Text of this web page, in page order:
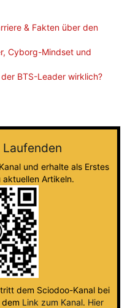
& Fakten über den
Cyborg-Mindset und
BTS-Leader wirklich?
und erhalte als Erstes
Artikeln.
dem Sciodoo-Kanal bei
Link zum Kanal. Hier